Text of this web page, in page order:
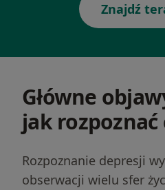
Znajdź
Główne
jak rozpoznać
Rozpoznanie depresji
obserwacji wielu sfer